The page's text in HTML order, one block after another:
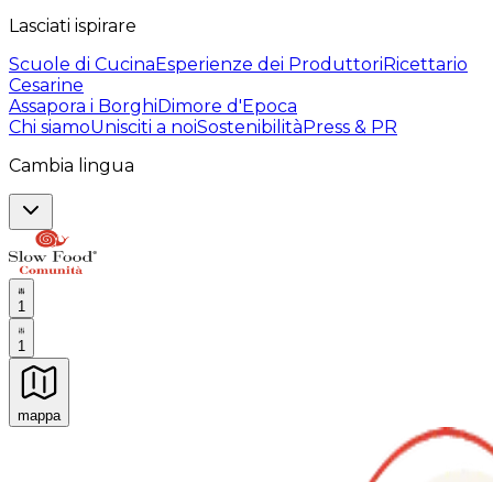
Lasciati ispirare
Scuole di CucinaEsperienze dei ProduttoriRicettario
Cesarine
Assapora i BorghiDimore d'Epoca
Chi siamoUnisciti a noiSostenibilitàPress & PR
Cambia lingua
1
1
mappa
Esperienze culinarie indimenticabili: Esperienze